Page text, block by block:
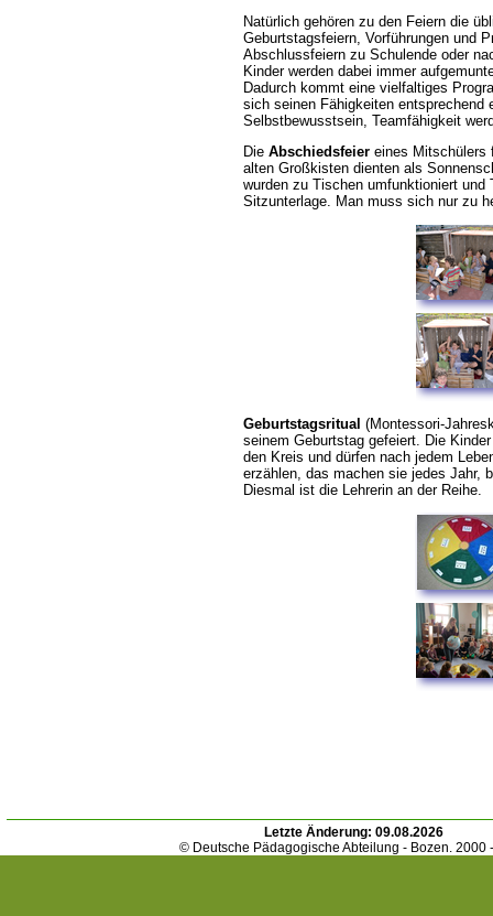
Natürlich gehören zu den Feiern die
Geburtstagsfeiern, Vorführungen und
Abschlussfeiern zu Schulende oder
Kinder werden dabei immer
Dadurch kommt eine vielfaltiges
sich seinen Fähigkeiten entsprechend
Selbstbewusstsein, Teamfähigkeit
Die Abschiedsfeier eines Mitschülers
alten Großkisten dienten als
wurden zu Tischen umfunktioniert und
Sitzunterlage. Man muss sich nur zu
Geburtstagsritual (Montessori-
seinem Geburtstag gefeiert.
Die
den Kreis und dürfen nach jedem
erzählen, das machen sie jedes Jahr,
Diesmal ist die Lehrerin an der Reihe.
Letzte Änderung: 09.08.2026
© Deutsche Pädagogische Abteilung - Bozen. 2000